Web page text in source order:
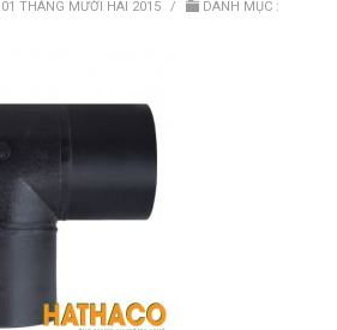
THÁNG MƯỜI HAI 2015 / DANH MỤC :